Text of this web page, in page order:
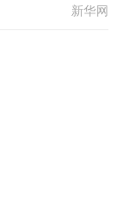
新华网